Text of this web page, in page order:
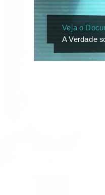
Veja o
A Verdade